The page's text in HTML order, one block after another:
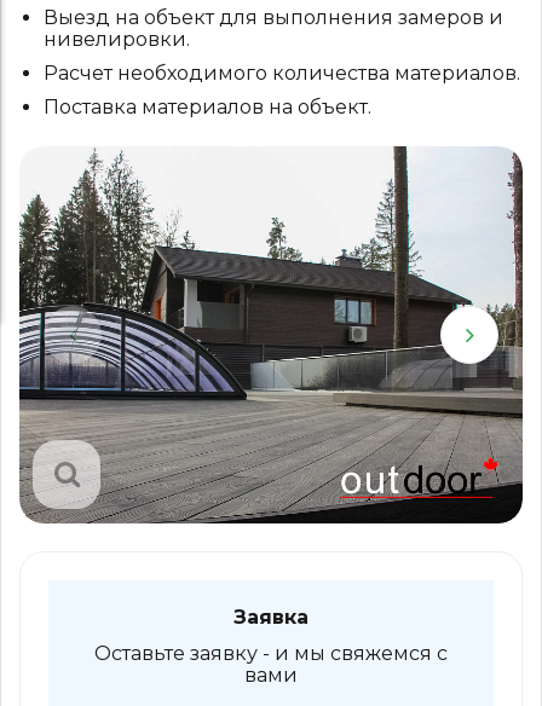
Выезд на объект для выполнения замеров и
нивелировки.
Расчет необходимого количества материалов.
Поставка материалов на объект.
Заявка
Оставьте заявку - и мы свяжемся с
вами